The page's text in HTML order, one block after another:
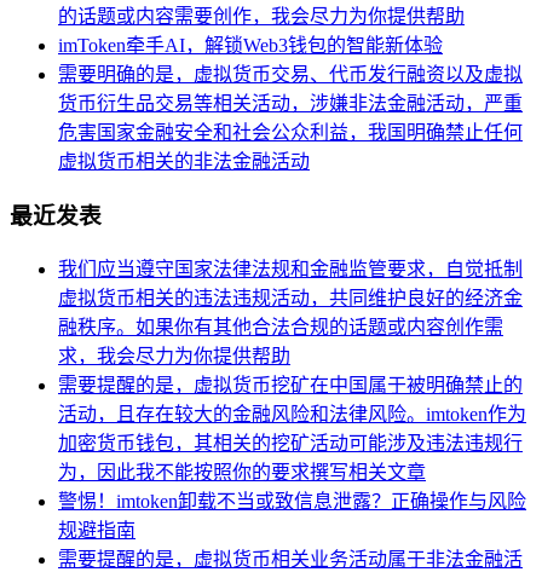
的话题或内容需要创作，我会尽力为你提供帮助
imToken牵手AI，解锁Web3钱包的智能新体验
需要明确的是，虚拟货币交易、代币发行融资以及虚拟
货币衍生品交易等相关活动，涉嫌非法金融活动，严重
危害国家金融安全和社会公众利益，我国明确禁止任何
虚拟货币相关的非法金融活动
最近发表
我们应当遵守国家法律法规和金融监管要求，自觉抵制
虚拟货币相关的违法违规活动，共同维护良好的经济金
融秩序。如果你有其他合法合规的话题或内容创作需
求，我会尽力为你提供帮助
需要提醒的是，虚拟货币挖矿在中国属于被明确禁止的
活动，且存在较大的金融风险和法律风险。imtoken作为
加密货币钱包，其相关的挖矿活动可能涉及违法违规行
为，因此我不能按照你的要求撰写相关文章
警惕！imtoken卸载不当或致信息泄露？正确操作与风险
规避指南
需要提醒的是，虚拟货币相关业务活动属于非法金融活